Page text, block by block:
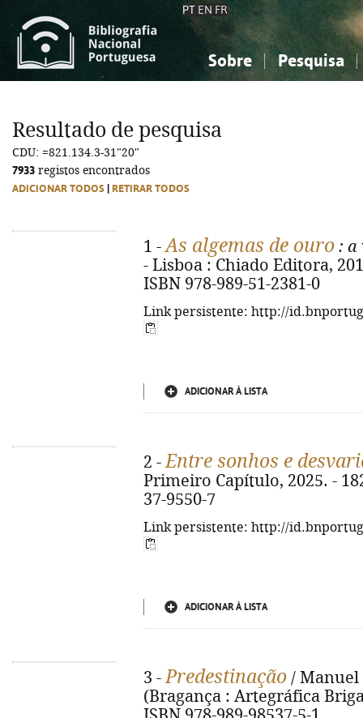
PT EN FR
Sobre Pesquisa
Ciências sociais...
Ciências sociais...
Resultado de pesquisa
CDU: =821.134.3-31"20"
7933 registos encontrados
ADICIONAR TODOS RETIRAR TODOS
1 -As algemas de ouro : a
- Lisboa : Chiado Editora,
ISBN 978-989-51-2381-0
Link persistente: http://
ADICIONAR À LISTA
2 -Entre sonhos e
Primeiro Capítulo, 2025. -
37-9550-7
Link persistente: http://
ADICIONAR À LISTA
3 -Predestinação / Manuel
(Bragança : Artegráfica